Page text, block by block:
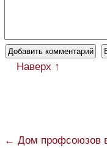
Наверх ↑
← Дом профсоюзов